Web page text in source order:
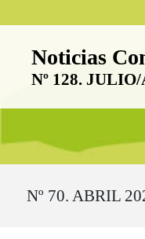
Boletín
Noticias
Nº 128.
Nº 70. ABRIL